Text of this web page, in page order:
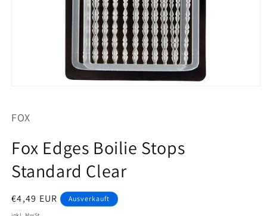
Modal
öffnen
FOX
Fox Edges Boilie Stops
Standard Clear
Normaler
Preis
€4,49 EUR Ausverkauft